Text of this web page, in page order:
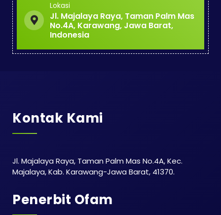
Lokasi
Jl. Majalaya Raya, Taman Palm Mas
No.4A, Karawang, Jawa Barat,
Indonesia
Kontak Kami
Jl. Majalaya Raya, Taman Palm Mas No.4A, Kec.
Majalaya, Kab. Karawang-Jawa Barat, 41370.
Penerbit Ofam